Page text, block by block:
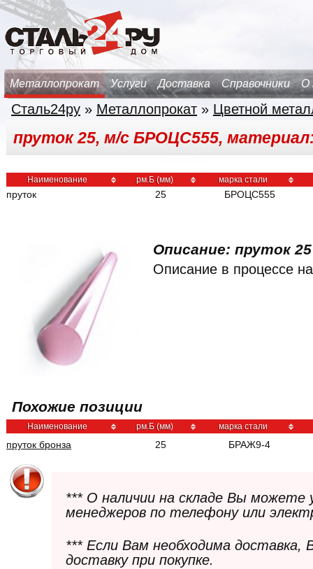
Металлопрокат Услуги Доставка Справочники О
Сталь24ру » Металлопрокат » Цветной
пруток 25, м/с БРОЦС555,
Наименование рм.Б (мм) марка стали
пруток 25 БРОЦС555
Описание: пруток
Описание в процессе
Похожие позиции
Наименование рм.Б (мм) марка стали
пруток бронза 25 БРАЖ9-4
*** О наличии на складе Вы можете
менеджеров по телефону или
*** Если Вам необходима
доставку при покупке.